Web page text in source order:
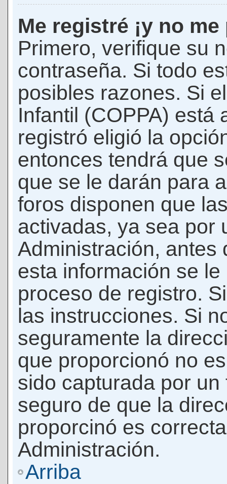
Me registré ¡y no
Primero, verifique su
contraseña. Si todo
posibles razones. Si
Infantil (COPPA) está
registró eligió la
entonces tendrá que
que se le darán para
foros disponen que
activadas, ya sea por
Administración, antes
esta información se
proceso de registro.
las instrucciones. Si
seguramente la
que proporcionó no
sido capturada por
seguro de que la
proporcinó es
Administración.
Arriba